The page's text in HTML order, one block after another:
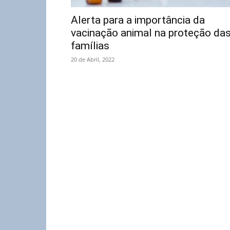
Alerta para a importância da
vacinação animal na proteção
famílias
20 de Abril, 2022